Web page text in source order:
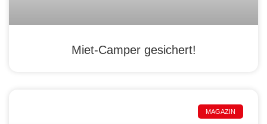
Miet-Camper gesichert!
MAGAZIN